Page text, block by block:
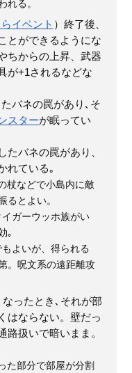
れる。
イベント ）終了後、
とができるようにな
ちからの上昇、武器
が+1されるなどな
バネの罠があり､そ
スターが眠ってい
たバネの罠があり、
れている｡
杖などで小島内に敵
るとよい。
ガーウッホ族がい
｡
よいが、得られる
。呪文系の遠距離攻
ったとき､それが部
はならない。壁だっ
路扱いで暗いまま。
た部分で部屋が分割